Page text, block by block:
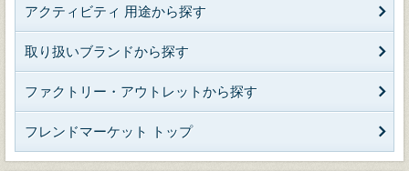
アクティビティ 用途から探す
取り扱いブランドから探す
ファクトリー・アウトレットから探す
フレンドマーケット トップ